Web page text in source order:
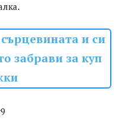
и си
забрави за куп